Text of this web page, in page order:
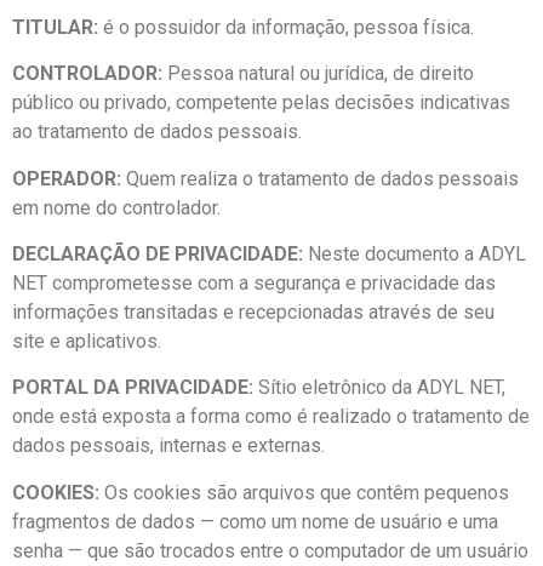
TITULAR: é o possuidor da informação, pessoa física.
CONTROLADOR: Pessoa natural ou jurídica, de direito
público ou privado, competente pelas decisões indicativas
ao tratamento de dados pessoais.
OPERADOR: Quem realiza o tratamento de dados pessoais
em nome do controlador.
DECLARAÇÃO DE PRIVACIDADE: Neste documento a ADYL
NET comprometesse com a segurança e privacidade das
informações transitadas e recepcionadas através de seu
site e aplicativos.
PORTAL DA PRIVACIDADE: Sítio eletrônico da ADYL NET,
onde está exposta a forma como é realizado o tratamento de
dados pessoais, internas e externas.
COOKIES: Os cookies são arquivos que contêm pequenos
fragmentos de dados — como um nome de usuário e uma
senha — que são trocados entre o computador de um usuário